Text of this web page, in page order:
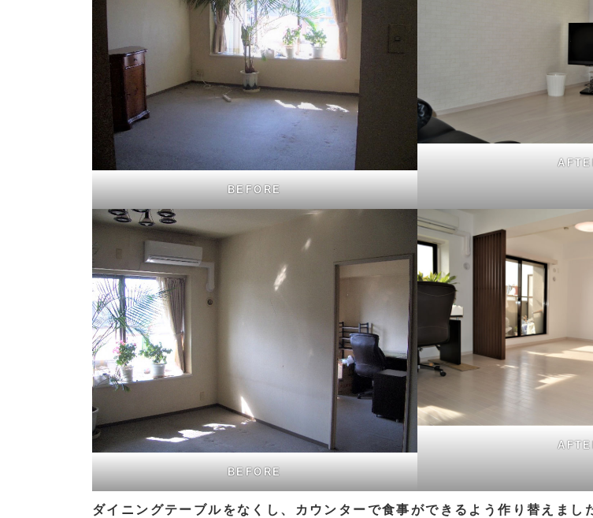
BEFORE
BEFORE
ダイニングテーブルをなくし、カウンターで食事ができるよう作り替えまし